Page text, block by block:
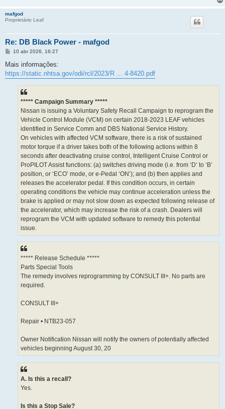
mafgod
Proprietário Leaf
Re: DB Black Power - mafgod
M
n
a
10 abr 2026, 16:27
Mais informações:
https://static.nhtsa.gov/odi/rcl/2023/R ... 4-8420.pdf
***** Campaign Summary *****
Nissan is issuing a Voluntary Safety Recall Campaign to reprogram the
Vehicle Control Module (VCM) on certain 2018-2023 LEAF vehicles
identified in Service Comm and DBS National Service History.
On vehicles with affected VCM software, there is a risk of sustained
motor torque if a driver takes both of the following actions within 8
seconds after deactivating cruise control, Intelligent Cruise Control or
ProPILOT Assist functions: (a) switches driving mode (i.e. from ‘D’ to ‘B’
position, or ‘ECO’ mode, or e-Pedal ‘ON’); and (b) then applies and
releases the accelerator pedal. If this condition occurs, in certain
operating conditions the vehicle may continue acceleration unless the
brake is applied or may not slow down as expected following release of
the accelerator, which may increase the risk of a crash. Dealers will
reprogram the VCM with updated software to remedy this potential
issue.
***** Release Schedule *****
Parts Special Tools
The remedy involves reprogramming by CONSULT III+. No parts are
required.
CONSULT III+
Repair • NTB23-057
Owner Notification Nissan will notify the owners of potentially affected
vehicles beginning August 30, 20
A. Is this a recall?
Yes.
Is this a Stop Sale?